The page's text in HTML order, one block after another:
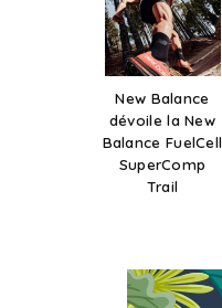
New Balance
dévoile la New
Balance FuelCell
SuperComp
Trail